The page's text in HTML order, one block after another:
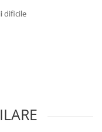
dificile